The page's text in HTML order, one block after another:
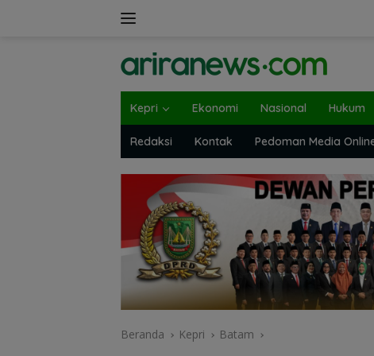
Kepri Ekonomi Nasional Hukum
Redaksi Kontak Pedoman Media
Beranda Kepri Batam